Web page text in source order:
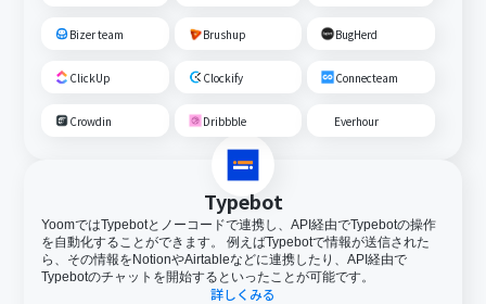
Bizer team Brushup BugHerd
ClickUp Clockify Connecteam
Crowdin Dribbble Everhour
Typebot
YoomではTypebotとノーコードで連携し、API経由でTypebotの操作
を自動化することができます。 例えばTypebotで情報が送信された
ら、その情報をNotionやAirtableなどに連携したり、API経由で
Typebotのチャットを開始するといったことが可能です。
詳しくみる